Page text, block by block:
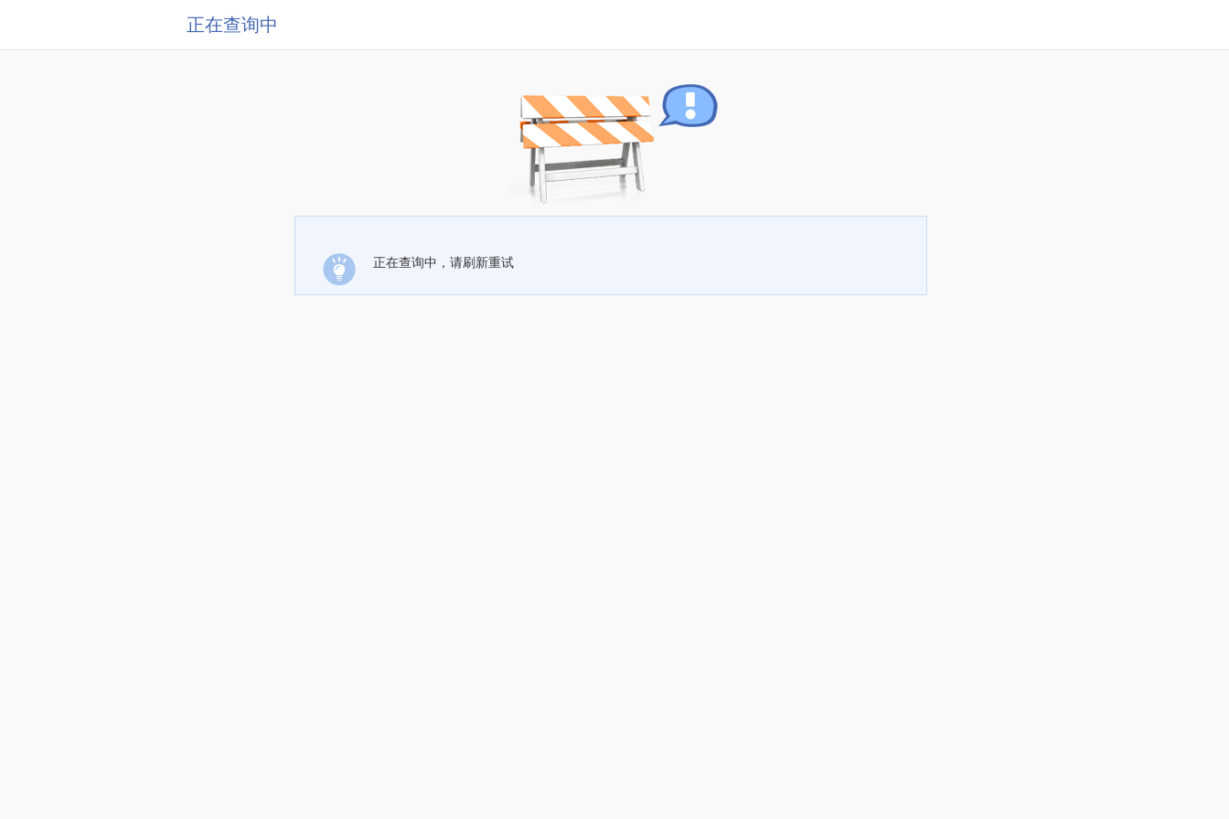
正在查询中
正在查询中，请刷新重试